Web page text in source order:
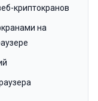
криптокранов
на